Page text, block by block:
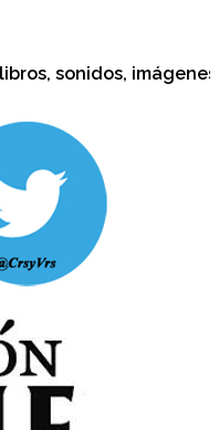
sonidos, imágenes,